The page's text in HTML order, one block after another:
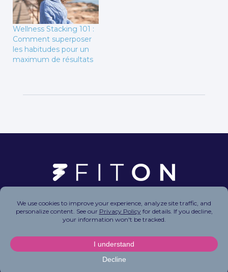
Wellness Stacking 101 :
Comment superposer
les habitudes pour un
maximum de résultats
Copyright © 2026 FitOn Inc. All Rights Reserved.
Privacy Policy|Terms of Use